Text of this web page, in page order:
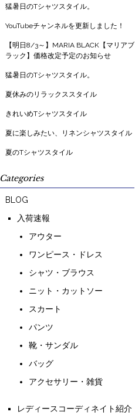
猛暑日のTシャツスタイル。
YouTubeチャンネルを更新しました！
【明日8/3～】MARIA BLACK【マリアブ
ラック】価格改定予定のお知らせ
猛暑日のTシャツスタイル。
夏休みのリラックススタイル
きれいめTシャツスタイル
夏に楽しみたい、リネンシャツスタイル
夏のTシャツスタイル
Categories
BLOG
入荷速報
アウター
ワンピース・ドレス
シャツ・ブラウス
ニット・カットソー
スカート
パンツ
靴・サンダル
バッグ
アクセサリー・雑貨
レディースコーディネイト紹介